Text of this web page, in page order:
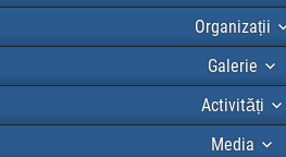
Organizații
Galerie
Activități
Media